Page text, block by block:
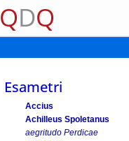
QDQ
Esametri
Accius
Achilleus Spoletanus
aegritudo Perdicae